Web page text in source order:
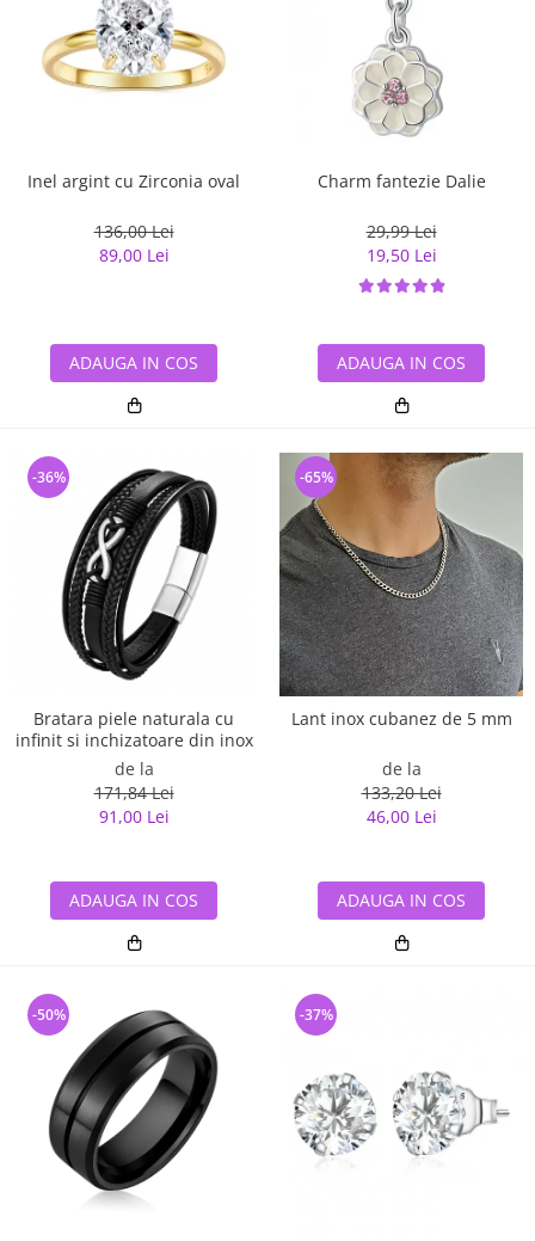
Inel argint cu Zirconia oval
136,00 Lei
89,00 Lei
ADAUGA IN COS
Charm fantezie Dalie
29,99 Lei
19,50 Lei
ADAUGA IN COS
Bratara piele naturala cu
infinit si inchizatoare din inox
de la
171,84 Lei
91,00 Lei
-36%
ADAUGA IN COS
Lant inox cubanez de 5 mm
de la
133,20 Lei
46,00 Lei
-65%
ADAUGA IN COS
-50% -37%